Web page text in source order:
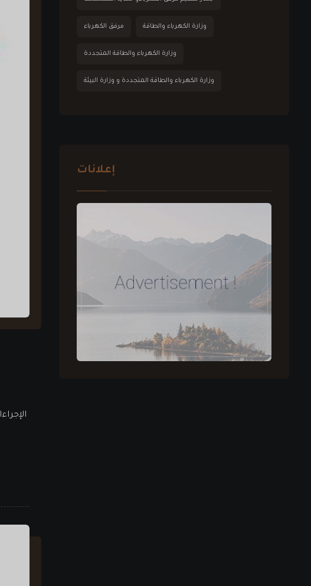
مرفق الكهرباء وزارة الكهرباء والطاقة
وزارة الكهرباء والطاقة المتجددة
وزارة الكهرباء والطاقة المتجددة و وزارة البيئة
إعلانات